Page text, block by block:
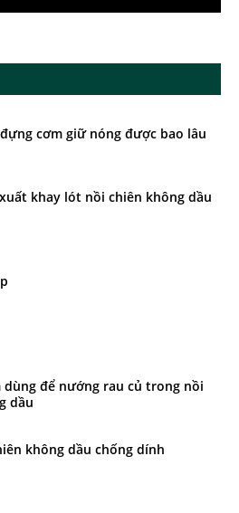
cơm giữ nóng được bao lâu
khay lót nồi chiên không dầu
dùng để nướng rau củ trong nồi
dầu
không dầu chống dính